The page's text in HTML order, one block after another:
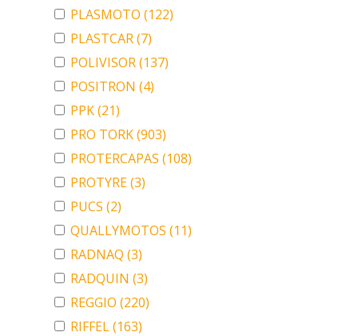
PLASMOTO (122)
PLASTCAR(7)
POLIVISOR(137)
POSITRON (4)
PPK(21)
PRO TORK(903)
PROTERCAPAS (108)
PROTYRE(3)
PUCS (2)
QUALLYMOTOS (11)
RADNAQ (3)
RADQUIN (3)
REGGIO (220)
RIFFEL(163)